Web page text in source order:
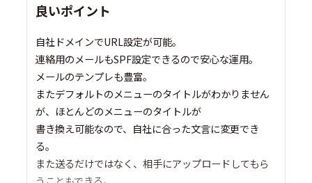
良いポイント
自社ドメインでURL設定が可能。
連絡用のメールもSPF設定できるので安心な運用。
メールのテンプレも豊富。
またデフォルトのメニューのタイトルがわかりません
が、ほとんどのメニューのタイトルが
書き換え可能なので、自社に合った文言に変更でき
る。
また送るだけではなく、相手にアップロードしてもら